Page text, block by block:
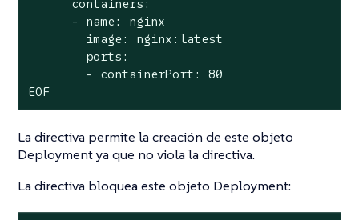
      containers:
      - name: nginx
        image: nginx:latest
        ports:
        - containerPort: 80
EOF
La directiva permite la creación de este objeto
Deployment ya que no viola la directiva.
La directiva bloquea este objeto Deployment: